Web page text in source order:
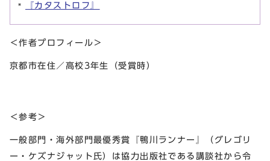
『カタストロフ』
＜作者プロフィール＞
京都市在住／高校3年生（受賞時）
＜参考＞
一般部門・海外部門最優秀賞『鴨川ランナー』（グレゴリ
ー・ケズナジャット氏）は協力出版社である講談社から令